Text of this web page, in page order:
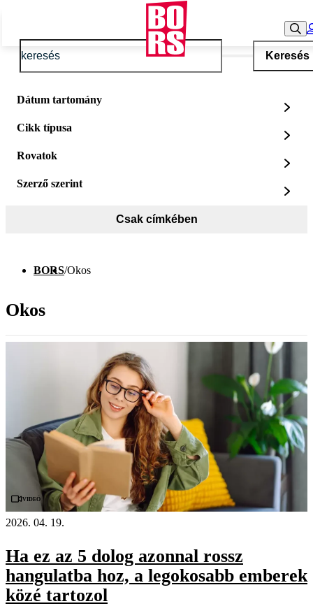
Keresés
Dátum tartomány
Cikk típusa
Rovatok
Szerző szerint
Csak címkében
BORS/Okos
Okos
Videó
2026. 04. 19.
Ha ez az 5 dolog azonnal rossz
hangulatba hoz, a legokosabb emberek
közé tartozol